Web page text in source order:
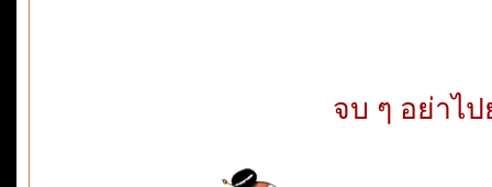
จบ ๆ อย่าไป